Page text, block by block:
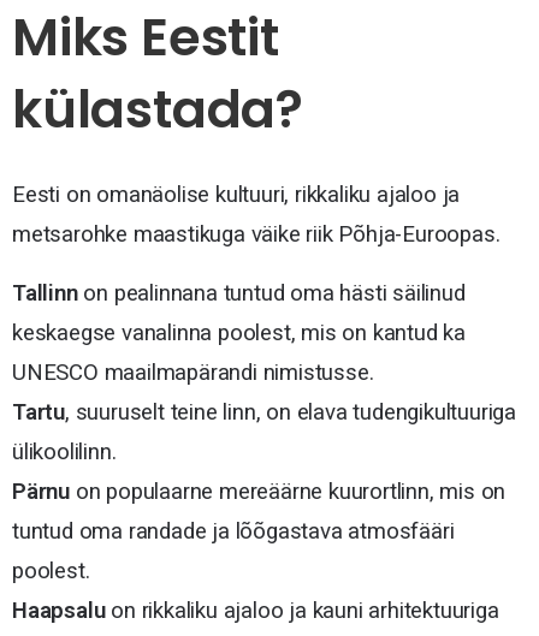
Miks Eestit
külastada?
Eesti on omanäolise kultuuri, rikkaliku ajaloo ja
metsarohke maastikuga väike riik Põhja-Euroopas.
Tallinnon pealinnana tuntud oma hästi säilinud
keskaegse vanalinna poolest, mis on kantud ka
UNESCO maailmapärandi nimistusse.
Tartu, suuruselt teine linn, on elava tudengikultuuriga
ülikoolilinn.
Pärnu on populaarne mereäärne kuurortlinn, mis on
tuntud oma randade ja lõõgastava atmosfääri
poolest.
Haapsaluon rikkaliku ajaloo ja kauni arhitektuuriga